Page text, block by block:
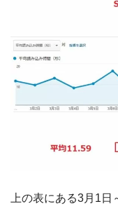
上の表にある3月1